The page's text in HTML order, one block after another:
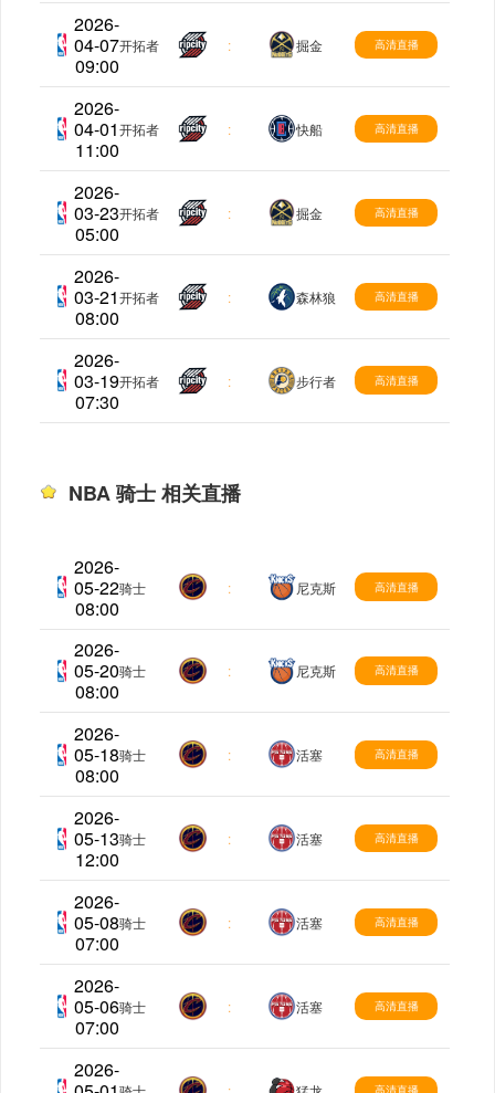
2026-
04-07
09:00
NBA
开拓者 : 掘金 高清直播
2026-
04-01
11:00
NBA
开拓者 : 快船 高清直播
2026-
03-23
05:00
NBA
开拓者 : 掘金 高清直播
2026-
03-21
08:00
NBA
开拓者 : 森林狼 高清直播
2026-
03-19
07:30
NBA
开拓者 : 步行者 高清直播
NBA 骑士 相关直播
2026-
05-22
08:00
NBA
骑士 : 尼克斯 高清直播
2026-
05-20
08:00
NBA
骑士 : 尼克斯 高清直播
2026-
05-18
08:00
NBA
骑士 : 活塞 高清直播
2026-
05-13
12:00
NBA
骑士 : 活塞 高清直播
2026-
05-08
07:00
NBA
骑士 : 活塞 高清直播
2026-
05-06
07:00
NBA
骑士 : 活塞 高清直播
2026-
高清直播